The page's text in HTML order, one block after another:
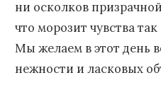
ни осколков
что морозит чувства
Мы желаем в этот день
нежности и ласковых